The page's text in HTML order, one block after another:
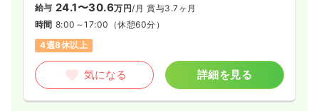
給与 24.1〜30.6万円/月 賞与3.7ヶ月
時間 8:00～17:00 （休憩60分）
4週8休以上
気になる 詳細を見る